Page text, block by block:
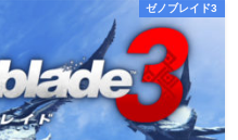
ゼノブレイド3